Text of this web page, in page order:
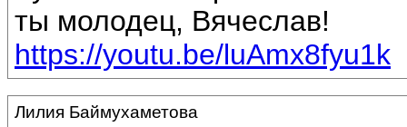
ты молодец, Вячеслав!
https://youtu.be/luAmx8fyu1k
Лилия Баймухаметова